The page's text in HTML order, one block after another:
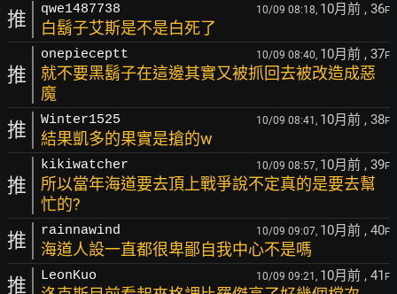
推 qwe1487738 10/09 08:18, 10月前 , 36F
白鬍子艾斯是不是白死了
推
onepieceptt 10/09 08:40, 10月前 , 37F
就不要黑鬍子在這邊其實又被抓回去被改造成惡
魔
推 Winter1525 10/09 08:41, 10月前 , 38F
結果凱多的果實是搶的w
推
kikiwatcher 10/09 08:57, 10月前 , 39F
所以當年海道要去頂上戰爭說不定真的是要去幫
忙的?
推 rainnawind 10/09 09:07, 10月前 , 40F
海道人設一直都很卑鄙自我中心不是嗎
推 LeonKuo 10/09 09:21, 10月前 , 41 F